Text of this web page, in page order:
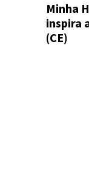
Minha
inspira
(CE)